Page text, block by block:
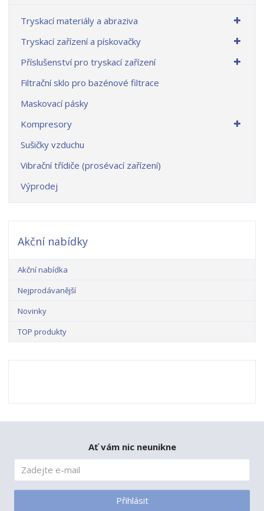
Tryskací materiály a abraziva
Tryskací zařízení a pískovačky
Příslušenství pro tryskací zařízení
Filtrační sklo pro bazénové filtrace
Maskovací pásky
Kompresory
Sušičky vzduchu
Vibrační třídiče (prosévací zařízení)
Výprodej
Akční nabídky
Akční nabídka
Nejprodávanější
Novinky
TOP produkty
Ať vám nic neunikne
Přihlásit